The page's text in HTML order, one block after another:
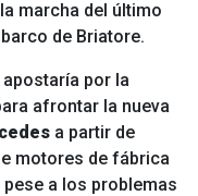
marcha del último
de Briatore.
por la
afrontar la nueva
a partir de
motores de fábrica
a los problemas